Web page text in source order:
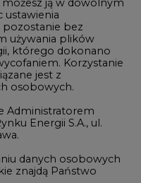
ustawienia
pozostanie bez
używania plików
którego dokonano
Korzystanie
jest z
osobowych.
Administratorem
Energii S.A., ul.
danych osobowych
znajdą Państwo